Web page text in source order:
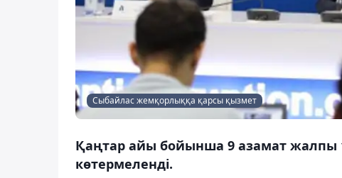
Сыбайлас жемқорлыққа қарсы қызмет
Қаңтар айы бойынша 9 азамат жалпы
көтермеленді.